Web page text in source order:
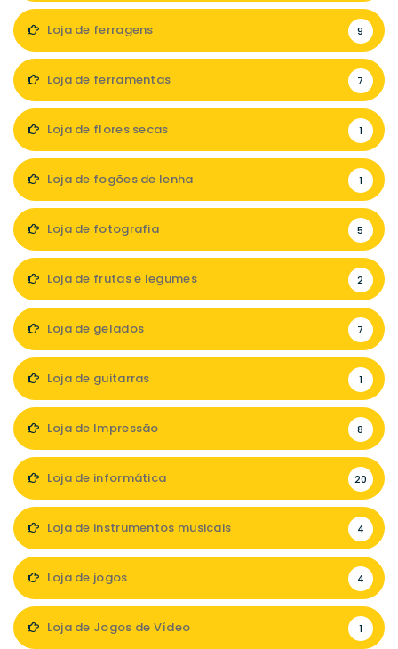
Loja de ferragens 9
Loja de ferramentas 7
Loja de flores secas 1
Loja de fogões de lenha 1
Loja de fotografia 5
Loja de frutas e legumes 2
Loja de gelados 7
Loja de guitarras 1
Loja de Impressão 8
Loja de informática 20
Loja de instrumentos musicais 4
Loja de jogos 4
Loja de Jogos de Vídeo 1